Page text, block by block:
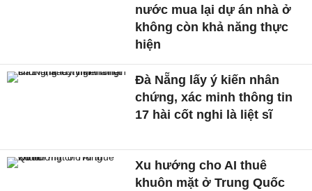
nước mua lại dự án nhà ở
không còn khả năng thực
hiện
Đà Nẵng lấy ý kiến nhân
chứng, xác minh thông tin
17 hài cốt nghi là liệt sĩ
Xu hướng cho AI thuê
khuôn mặt ở Trung Quốc